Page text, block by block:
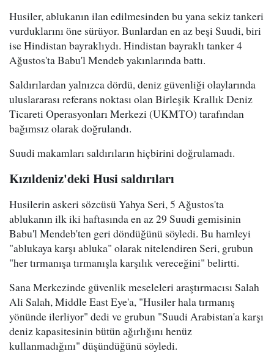
Husiler, ablukanın ilan edilmesinden bu yana sekiz tankeri
vurduklarını öne sürüyor. Bunlardan en az beşi Suudi, biri
ise Hindistan bayraklıydı. Hindistan bayraklı tanker 4
Ağustos'ta Babu'l Mendeb yakınlarında battı.
Saldırılardan yalnızca dördü, deniz güvenliği olaylarında
uluslararası referans noktası olan Birleşik Krallık Deniz
Ticareti Operasyonları Merkezi (UKMTO) tarafından
bağımsız olarak doğrulandı.
Suudi makamları saldırıların hiçbirini doğrulamadı.
Kızıldeniz'deki Husi saldırıları
Husilerin askeri sözcüsü Yahya Seri, 5 Ağustos'ta
ablukanın ilk iki haftasında en az 29 Suudi gemisinin
Babu'l Mendeb'ten geri döndüğünü söyledi. Bu hamleyi
"ablukaya karşı abluka" olarak nitelendiren Seri, grubun
"her tırmanışa tırmanışla karşılık vereceğini" belirtti.
Sana Merkezinde güvenlik meseleleri araştırmacısı Salah
Ali Salah, Middle East Eye'a, "Husiler hala tırmanış
yönünde ilerliyor" dedi ve grubun "Suudi Arabistan'a karşı
deniz kapasitesinin bütün ağırlığını henüz
kullanmadığını" düşündüğünü söyledi.